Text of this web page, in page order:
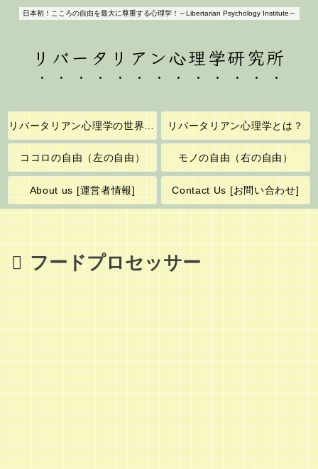
日本初！こころの自由を最大に尊重する心理学！～Libertarian Psychology Institute～
リバータリアン心理学研究所
リバータリアン心理学の世界へようこそ！ リバータリアン心理学とは？
ココロの自由（左の自由） モノの自由（右の自由）
About us [運営者情報] Contact Us [お問い合わせ]
フードプロセッサー